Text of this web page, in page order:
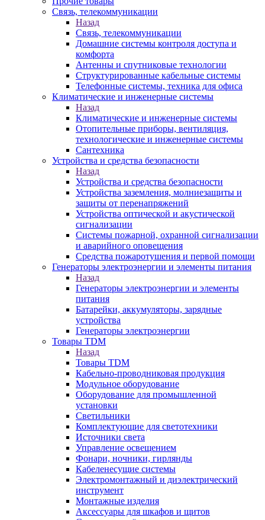
Связь, телекоммуникации
Назад
Связь, телекоммуникации
Домашние системы контроля доступа и
комфорта
Антенны и спутниковые технологии
Структурированные кабельные системы
Телефонные системы, техника для офиса
Климатические и инженерные системы
Назад
Климатические и инженерные системы
Отопительные приборы, вентиляция,
технологические и инженерные системы
Сантехника
Устройства и средства безопасности
Назад
Устройства и средства безопасности
Устройства заземления, молниезащиты и
защиты от перенапряжений
Устройства оптической и акустической
сигнализации
Системы пожарной, охранной сигнализации
и аварийного оповещения
Средства пожаротушения и первой помощи
Генераторы электроэнергии и элементы питания
Назад
Генераторы электроэнергии и элементы
питания
Батарейки, аккумуляторы, зарядные
устройства
Генераторы электроэнергии
Товары TDM
Назад
Товары TDM
Кабельно-проводниковая продукция
Модульное оборудование
Оборудование для промышленной
установки
Светильники
Комплектующие для светотехники
Источники света
Управление освещением
Фонари, ночники, гирлянды
Кабеленесущие системы
Электромонтажный и диэлектрический
инструмент
Монтажные изделия
Аксессуары для шкафов и щитов